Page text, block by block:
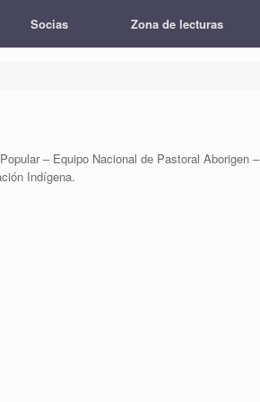
Socias Zona de lecturas
– Equipo Nacional de Pastoral Aborigen –
Indígena.